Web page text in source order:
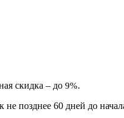
скидка – до 9%.
позднее 60 дней до